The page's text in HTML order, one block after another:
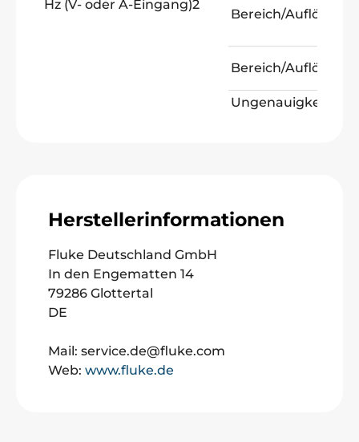
Hz (V- oder A-Eingang)2
Bereich/Auflösung:
Bereich/Auflösung:
Ungenauigkeit:
Herstellerinformationen
Fluke Deutschland GmbH
In den Engematten 14
79286 Glottertal
DE
Mail: service.de@fluke.com
Web: www.fluke.de